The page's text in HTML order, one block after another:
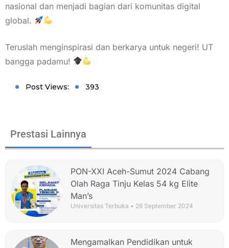
nasional dan menjadi bagian dari komunitas digital
global.
Teruslah menginspirasi dan berkarya untuk negeri! UT
bangga padamu!
Post Views: 393
Prestasi Lainnya
PON-XXI Aceh-Sumut 2024 Cabang
Olah Raga Tinju Kelas 54 kg Elite
Man’s
Universitas Terbuka 26 September 2024
Mengamalkan Pendidikan untuk